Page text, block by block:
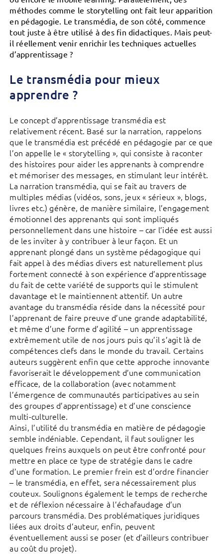
méthodes comme le storytelling ont fait leur apparition
en pédagogie. Le transmédia, de son côté, commence
tout juste à être utilisé à des fin didactiques. Mais peut-
il réellement venir enrichir les techniques actuelles
d’apprentissage ?
Le transmédia pour mieux
apprendre ?
Le concept d’apprentissage transmédia est
relativement récent. Basé sur la narration, rappelons
que le transmédia est précédé en pédagogie par ce que
l’on appelle le « storytelling », qui consiste à raconter
des histoires pour aider les apprenants à comprendre
et mémoriser des messages, en stimulant leur intérêt.
La narration transmédia, qui se fait au travers de
multiples médias (vidéos, sons, jeux « sérieux », blogs,
livres etc.) génère, de manière similaire, l’engagement
émotionnel des apprenants qui sont impliqués
personnellement dans une histoire – car l’idée est aussi
de les inviter à y contribuer à leur façon. Et un
apprenant plongé dans un système pédagogique qui
fait appel à des médias divers est naturellement plus
fortement connecté à son expérience d’apprentissage
du fait de cette variété de supports qui le stimulent
davantage et le maintiennent attentif. Un autre
avantage du transmédia réside dans la nécessité pour
l’apprenant de faire preuve d’une grande adaptabilité,
et même d’une forme d’agilité – un apprentissage
extrêmement utile de nos jours puis qu’il s’agit là de
compétences clefs dans le monde du travail. Certains
auteurs suggèrent enfin que cette approche innovante
favoriserait le développement d’une communication
efficace, de la collaboration (avec notamment
l’émergence de communautés participatives au sein
des groupes d’apprentissage) et d’une conscience
multi-culturelle.
Ainsi, l’utilité du transmédia en matière de pédagogie
semble indéniable. Cependant, il faut souligner les
quelques freins auxquels on peut être confronté pour
mettre en place ce type de stratégie dans le cadre
d’une formation. Le premier frein est d’ordre financier
– le transmédia, en effet, sera nécessairement plus
couteux. Soulignons également le temps de recherche
et de réflexion nécessaire à l’échafaudage d’un
parcours transmédia. Des problématiques juridiques
liées aux droits d’auteur, enfin, peuvent
éventuellement aussi se poser (et d’ailleurs contribuer
au coût du projet).